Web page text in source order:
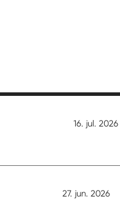
16. jul. 2026
27. jun. 2026